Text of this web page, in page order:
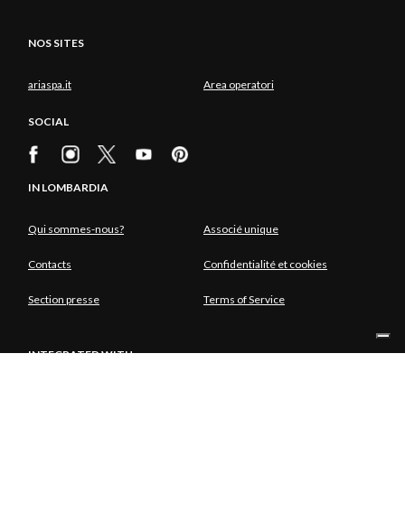
NOS SITES
ariaspa.it Area operatori
SOCIAL
IN LOMBARDIA
Qui sommes-nous? Associé unique
Contacts Confidentialité et cookies
Section presse Terms of Service
INTEGRATED WITH